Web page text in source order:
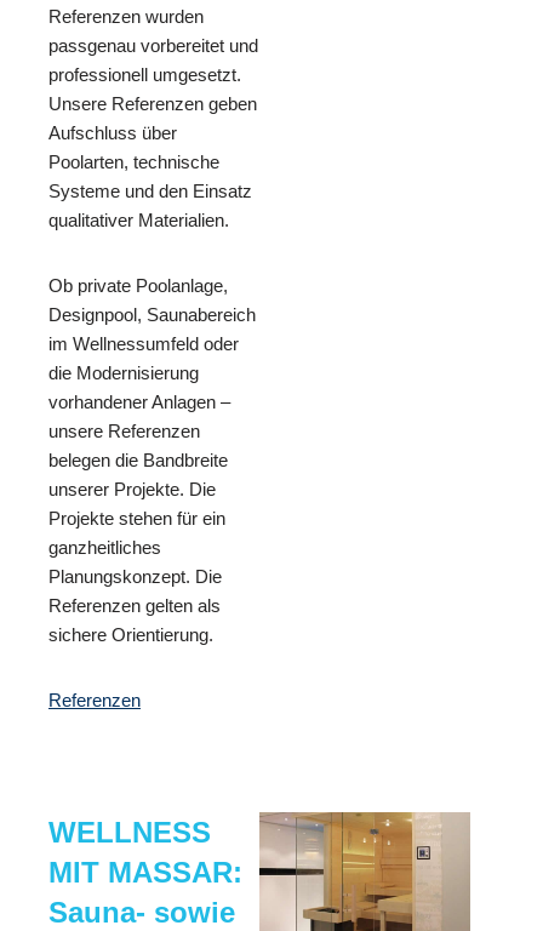
Referenzen wurden
passgenau vorbereitet und
professionell umgesetzt.
Unsere Referenzen geben
Aufschluss über
Poolarten, technische
Systeme und den Einsatz
qualitativer Materialien.
Ob private Poolanlage,
Designpool, Saunabereich
im Wellnessumfeld oder
die Modernisierung
vorhandener Anlagen –
unsere Referenzen
belegen die Bandbreite
unserer Projekte. Die
Projekte stehen für ein
ganzheitliches
Planungskonzept. Die
Referenzen gelten als
sichere Orientierung.
Referenzen
WELLNESS
MIT MASSAR:
Sauna- sowie